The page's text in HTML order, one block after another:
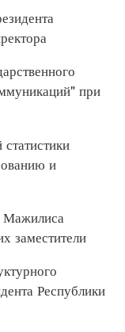
при
и
Мажилиса
заместители
Республики